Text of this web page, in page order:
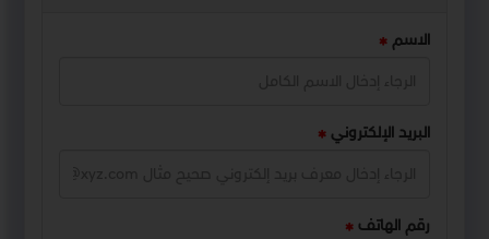
الاسم
البريد الإلكتروني
رقم الهاتف